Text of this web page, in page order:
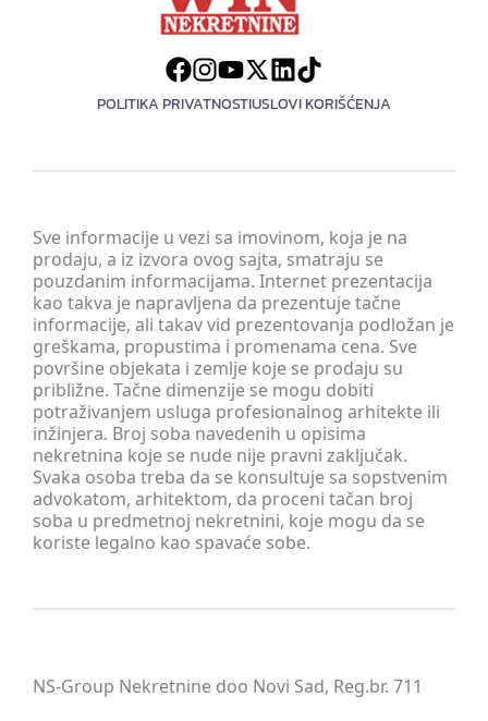
POLITIKA PRIVATNOSTIUSLOVI KORIŠĆENJA
Sve informacije u vezi sa imovinom, koja je na
prodaju, a iz izvora ovog sajta, smatraju se
pouzdanim informacijama. Internet prezentacija
kao takva je napravljena da prezentuje tačne
informacije, ali takav vid prezentovanja podložan je
greškama, propustima i promenama cena. Sve
površine objekata i zemlje koje se prodaju su
približne. Tačne dimenzije se mogu dobiti
potraživanjem usluga profesionalnog arhitekte ili
inžinjera. Broj soba navedenih u opisima
nekretnina koje se nude nije pravni zaključak.
Svaka osoba treba da se konsultuje sa sopstvenim
advokatom, arhitektom, da proceni tačan broj
soba u predmetnoj nekretnini, koje mogu da se
koriste legalno kao spavaće sobe.
NS-Group Nekretnine doo Novi Sad, Reg.br. 711